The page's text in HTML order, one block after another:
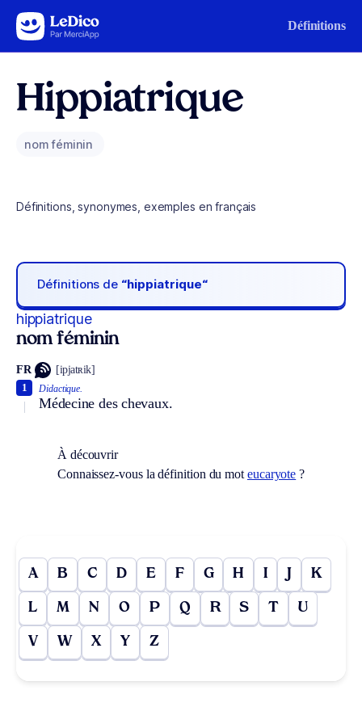
Aller au contenu Définitions
Hippiatrique
nom féminin
Définitions, synonymes, exemples en français
Définitions de “hippiatrique“
hippiatrique
nom féminin
FR [ipjatʀik]
Didactique.
Médecine des chevaux.
1
À découvrir
Connaissez-vous la définition du mot eucaryote ?
A B C D E F G H I J K
L M N O P Q R S T U
V W X Y Z